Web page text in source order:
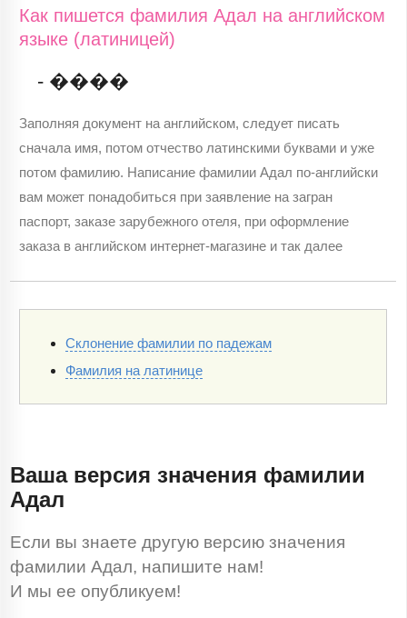
Как пишется фамилия Адал на английском
языке (латиницей)
- ����
Заполняя документ на английском, следует писать
сначала имя, потом отчество латинскими буквами и уже
потом фамилию. Написание фамилии Адал по-английски
вам может понадобиться при заявление на загран
паспорт, заказе зарубежного отеля, при оформление
заказа в английском интернет-магазине и так далее
Склонение фамилии по падежам
Фамилия на латинице
Ваша версия значения фамилии
Адал
Если вы знаете другую версию значения
фамилии Адал, напишите нам!
И мы ее опубликуем!